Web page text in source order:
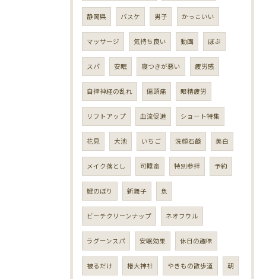
静岡県 バスケ 男子 かっこいい
マッサージ 気持ち良い 動画 ぼぶ
スパ 安眠 寝つきが悪い 疲労感
自律神経の乱れ 偏頭痛 眼精疲労
リフトアップ 血流促進 ショート特集
花見 大池 いちご 洗顔石鹸 美白
メイク落とし 可睡斎 特別参拝 予約
鯉のぼり 新舞子 魚
ビーチクリーンナップ ネオフウル
ラグーンスパ 安眠効果 休日の趣味
被るだけ 椿大神社 やきもの散歩道 朝